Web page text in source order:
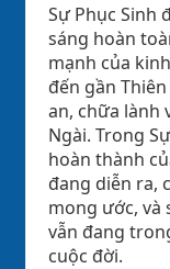
Sự Phục Sinh
sáng hoàn
mạnh của
đến gần
an, chữa lành
Ngài. Trong
hoàn thành
đang diễn ra,
mong ước, và
vẫn đang
cuộc đời.